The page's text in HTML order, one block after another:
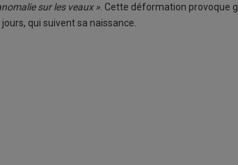
sur les veaux » . Cette déformation provoque
qui suivent sa naissance.